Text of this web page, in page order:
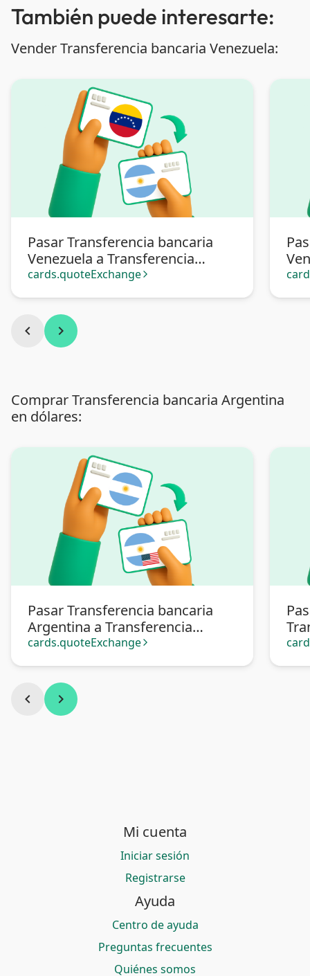
También puede interesarte:
Vender Transferencia bancaria Venezuela:
Pasar Transferencia bancaria
Venezuela a Transferencia
bancaria Argentina
cards.quoteExchange arrow_forward_ios
chevron_left chevron_right
Comprar Transferencia bancaria Argentina
en dólares:
Pasar Transferencia bancaria
Argentina a Transferencia
bancaria Argentina en dólares
cards.quoteExchange arrow_forward_ios
chevron_left chevron_right
Mi cuenta
Iniciar sesión
Registrarse
Ayuda
Centro de ayuda
Preguntas frecuentes
Quiénes somos